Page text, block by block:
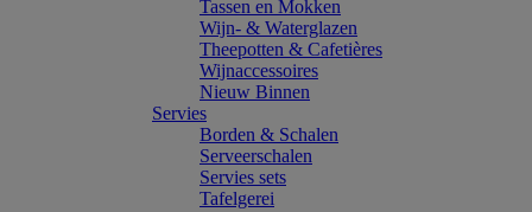
Tassen en Mokken
Wijn- & Waterglazen
Theepotten & Cafetières
Wijnaccessoires
Nieuw Binnen
Servies
Borden & Schalen
Serveerschalen
Servies sets
Tafelgerei